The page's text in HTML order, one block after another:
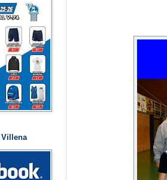
Villena